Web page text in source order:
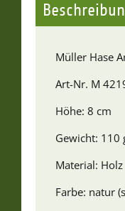
Müller Hase
Art-Nr. M
Höhe: 8 cm
Gewicht: 110
Material: Holz
Farbe: natur